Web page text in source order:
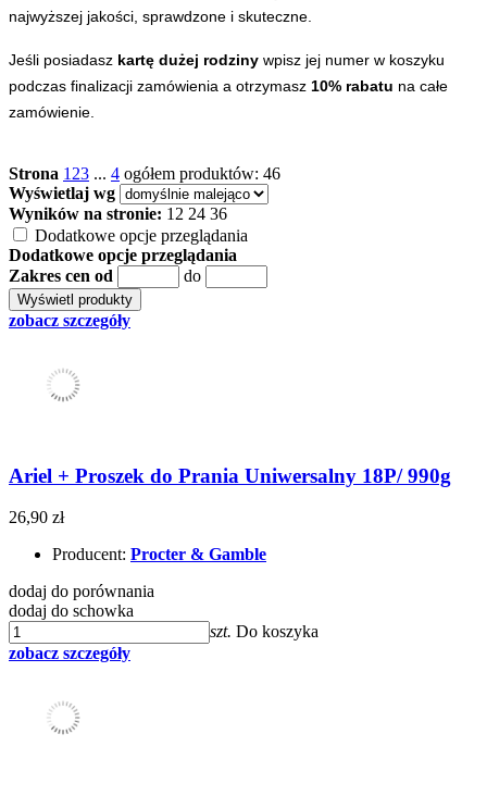
najwyższej jakości, sprawdzone i skuteczne.
Jeśli posiadasz kartę dużej rodziny wpisz jej numer w koszyku
podczas finalizacji zamówienia a otrzymasz 10% rabatu na całe
zamówienie.
Strona 1 23 ... 4 ogółem produktów: 46
Wyświetlaj wg
Wyników na stronie: 12 24 36
Dodatkowe opcje przeglądania
Dodatkowe opcje przeglądania
Zakres cen od
do
zobacz szczegóły
Ariel + Proszek do Prania Uniwersalny 18P/ 990g
26,90 zł
Producent: Procter & Gamble
dodaj do porównania
dodaj do schowka
szt. Do koszyka
zobacz szczegóły